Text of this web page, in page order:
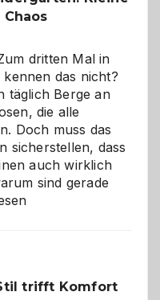
eine
Wahl?
dritten Mal in
das nicht?
täglich Berge an
die alle
Doch muss das
sicherstellen, dass
auch wirklich
sind gerade
trifft Komfort